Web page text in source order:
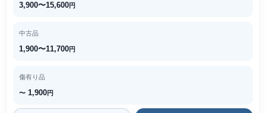
3,900〜15,600円
中古品
1,900〜11,700円
傷有り品
〜 1,900円